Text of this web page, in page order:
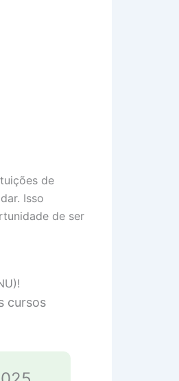
de
Isso
de ser
cursos